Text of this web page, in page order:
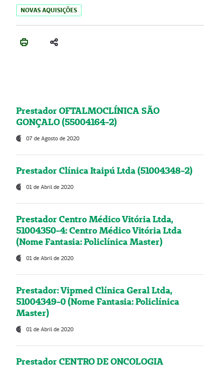
NOVAS AQUISIÇÕES
Prestador OFTALMOCLÍNICA SÃO
GONÇALO (55004164-2)
07 de Agosto de 2020
Prestador Clínica Itaipú Ltda (51004348-2)
01 de Abril de 2020
Prestador Centro Médico Vitória Ltda,
51004350-4: Centro Médico Vitória Ltda
(Nome Fantasia: Policlínica Master)
01 de Abril de 2020
Prestador: Vipmed Clínica Geral Ltda,
51004349-0 (Nome Fantasia: Policlínica
Master)
01 de Abril de 2020
Prestador CENTRO DE ONCOLOGIA